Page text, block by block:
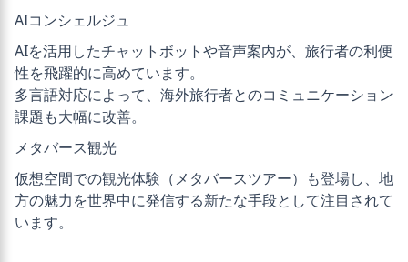
AIコンシェルジュ
AIを活用したチャットボットや音声案内が、旅行者の利便
性を飛躍的に高めています。
多言語対応によって、海外旅行者とのコミュニケーション
課題も大幅に改善。
メタバース観光
仮想空間での観光体験（メタバースツアー）も登場し、地
方の魅力を世界中に発信する新たな手段として注目されて
います。